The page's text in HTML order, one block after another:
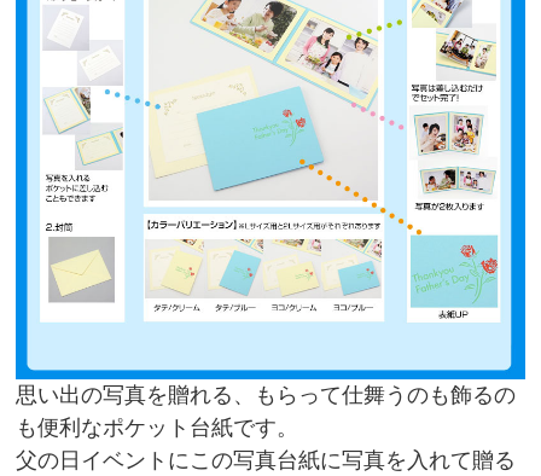
思い出の写真を贈れる、もらって仕舞うのも飾るの
も便利なポケット台紙です。
父の日イベントにこの写真台紙に写真を入れて贈る